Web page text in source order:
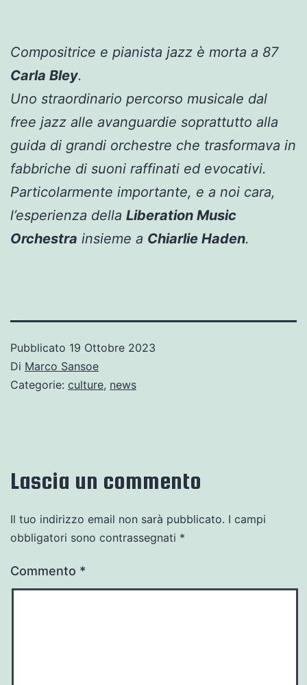
Compositrice e pianista jazz è morta a 87
Carla Bley.
Uno straordinario percorso musicale dal
free jazz alle avanguardie soprattutto alla
guida di grandi orchestre che trasformava in
fabbriche di suoni raffinati ed evocativi.
Particolarmente importante, e a noi cara,
l’esperienza della Liberation Music
Orchestra insieme a Chiarlie Haden.
Pubblicato 19 Ottobre 2023
Di Marco Sansoe
Categorie: culture, news
Lascia un commento
Il tuo indirizzo email non sarà pubblicato. I campi
obbligatori sono contrassegnati *
Commento *